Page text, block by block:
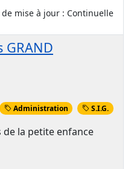
de mise à jour : Continuelle
GRAND
Administration S.I.G.
la petite enfance